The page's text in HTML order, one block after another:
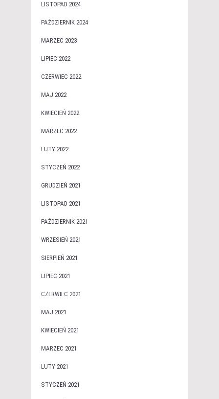
LISTOPAD 2024
PAŹDZIERNIK 2024
MARZEC 2023
LIPIEC 2022
CZERWIEC 2022
MAJ 2022
KWIECIEŃ 2022
MARZEC 2022
LUTY 2022
STYCZEŃ 2022
GRUDZIEŃ 2021
LISTOPAD 2021
PAŹDZIERNIK 2021
WRZESIEŃ 2021
SIERPIEŃ 2021
LIPIEC 2021
CZERWIEC 2021
MAJ 2021
KWIECIEŃ 2021
MARZEC 2021
LUTY 2021
STYCZEŃ 2021